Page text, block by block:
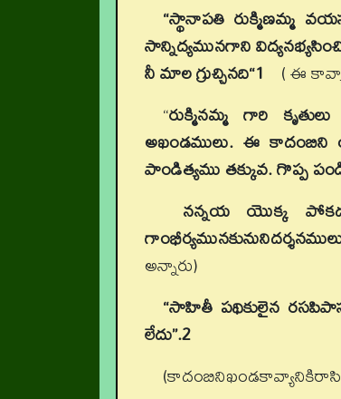
“స్థానాపతి రుక్మిణమ్మ
సాన్నిద్యమునగాని
నీ మాల గ్రుచ్చినది“1 ( ఈ
“రుక్మినమ్మ గారి
అఖండములు. ఈ కాదంబిని
పాండిత్యము తక్కువ. గొప్ప
నన్నయ యొక్క
అన్నారు)
“సాహితీ పథికులైన
లేదు”.2